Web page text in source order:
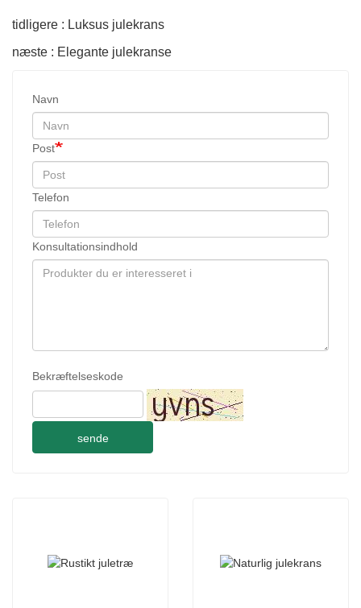
tidligere : Luksus julekrans
næste : Elegante julekranse
Navn
Post
Telefon
Konsultationsindhold
Bekræftelseskode
sende